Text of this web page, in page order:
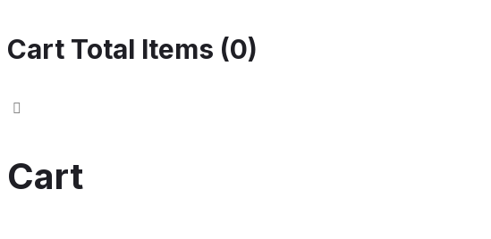
Cart Total Items (0)
Cart